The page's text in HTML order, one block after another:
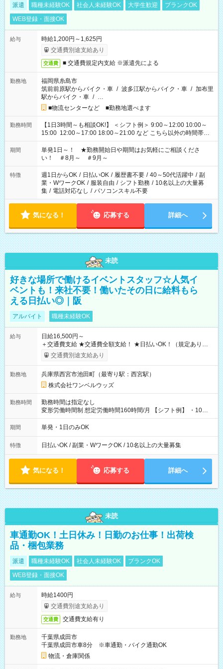
派遣 職種未経験OK 社会人未経験OK 大学生歓迎
ブランクOK
WEB登録・面接OK
給与
時給1,200円～1,625円
交通費別途支給あり
交通費 ■ 交通費規定内支給 ※派遣先による
勤務地
福岡県糸島市
筑前前原駅からバイク・車 / 波多江駅からバイク・車 / 加布里
駅からバイク・車 / …
■物流センターなど ■勤務地選べます
勤務時間
【1日3時間～も相談OK!】 ＜シフト例＞ 9:00～12:00 10:00～
15:00 12:00～17:00 18:00～21:00 など こちら以外の時間帯も
お気軽にご相談ください！
期間
単発1日～！ ★勤務開始日や期間はお気軽にご相談くださ
い！ ＃8月～ ＃9月～
特徴 週1日からOK / 日払いOK / 履歴書不要 / 40～50代活躍中 / 副
業・WワークOK / 服装自由 / シフト勤務 / 10名以上の大量募
集 / 電話対応なし / パソコンスキル不要
気になる！ 応募する 詳細へ
未読
好きな場所で働けるイベントスタッフ☆人気イ
ベントも！来社不要！働いたその日に給料もら
える日払い◎｜阪
アルバイト 職種未経験OK
給与
日給16,500円～
＋交通費支給 ★交通費全額支給！ ★日払いOK！（規定あり） ┗
働いたその日に現金GET♪ お仕事後はコンビニATMから 日払
交通費別途支給あり
勤務地
兵庫県西宮市池田町（最寄り駅：西宮駅）
株式会社ワンベルウッズ
勤務時間
勤務時間は指定なし
変形労働時間制 想定労働時間160時間/月 【シフト例】 ・10：
00～20：00
期間 単発・1日のみOK
特徴 日払いOK / 副業・WワークOK / 10名以上の大量募集
気になる！ 応募する 詳細へ
未読
車通勤OK！土日休み！日勤のお仕事！出荷検
品・梱包業務
派遣 職種未経験OK 社会人未経験OK
ブランクOK
WEB登録・面接OK
給与
時給1400円
交通費別途支給あり
交通費 交通費支給有り
勤務地
千葉県成田市
千葉県成田市車8分 ※車通勤・バイク通勤OK
物流・倉庫関係